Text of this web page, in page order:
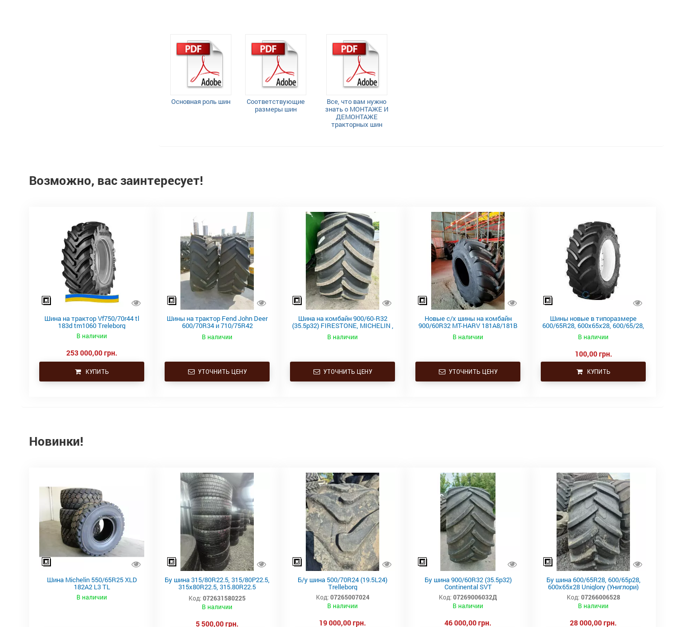
Основная роль шин
Соответствующие
размеры шин
Все, что вам нужно
знать о МОНТАЖЕ И
ДЕМОНТАЖЕ
тракторных шин
Возможно, вас заинтересует!
Шина на трактор Vf750/70r44 tl
183d tm1060 Treleborg
В наличии
253 000,00 грн.
КУПИТЬ
Шины на трактор Fend John Deer
600/70R34 и 710/75R42
Bridgestone и Michelin
В наличии
УТОЧНИТЬ ЦЕНУ
Шина на комбайн 900/60-R32
(35.5р32) FIRESTONE, MICHELIN ,
Good Year
В наличии
УТОЧНИТЬ ЦЕНУ
Новые с/х шины на комбайн
900/60R32 MT-HARV 181A8/181B
TL Firestone
В наличии
УТОЧНИТЬ ЦЕНУ
Шины новые в типоразмере
600/65R28, 600x65x28, 600/65/28,
600-65-28, 600/65р28
В наличии
100,00 грн.
КУПИТЬ
Новинки!
Шина Michelin 550/65R25 XLD
182A2 L3 TL
В наличии
Бу шина 315/80R22.5, 315/80Р22.5,
315х80R22.5, 315.80R22.5
Код: 072631580225
В наличии
5 500,00 грн.
Б/у шина 500/70R24 (19.5L24)
Trelleborg
Код: 07265007024
В наличии
19 000,00 грн.
Бу шина 900/60R32 (35.5р32)
Continental SVT
Код: 07269006032Д
В наличии
46 000,00 грн.
Бу шина 600/65R28, 600/65р28,
600х65х28 Uniglory (Униглори)
Код: 07266006528
В наличии
28 000,00 грн.